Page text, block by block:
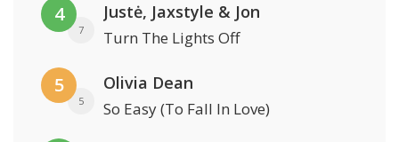
4
7
Justė, Jaxstyle & Jon
Turn The Lights Off
5
5
Olivia Dean
So Easy (To Fall In Love)